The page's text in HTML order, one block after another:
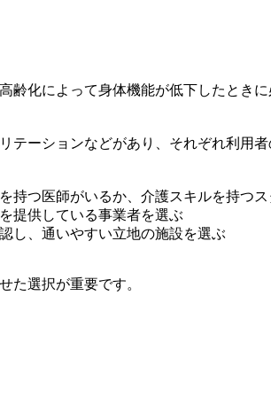
化によって身体機能が低下したとき
ーションなどがあり、それぞれ利用
つ医師がいるか、介護スキルを持つ
提供している事業者を選ぶ
し、通いやすい立地の施設を選ぶ
た選択が重要です。